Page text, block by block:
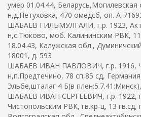
умер 01.04.44, Беларусь,Могилевская
н,д.Петуховка, 470 омедсб, оп. А-
ШАБАЕВ ГИЛЬМУЛГАЛИ, г.р. 1923,
н,с.Тюково, моб. Калининским РВК,
18.04.43, Калужская обл.,
18001, д. 593
ШАБАЕВ ИВАН ПАВЛОВИЧ, г.р. 1916,
н,п.Предтечино, 78 сп,85 сд,
Эльбе,шталаг 4 Б(в
ШАБАЕВ ИВАН СЕРГЕЕВИЧ, г.р. 1922,
Чистопольским РВК, гв.кр-ц, 13 гв.сд,